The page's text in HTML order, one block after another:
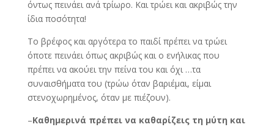
όντως πεινάει ανά τρίωρο. Και τρώει και ακριβώς την
ίδια ποσότητα!
Το βρέφος και αργότερα το παιδί πρέπει να τρώει
όποτε πεινάει όπως ακριβώς και ο ενήλικας που
πρέπει να ακούει την πείνα του και όχι …τα
συναισθήματα του (τρώω όταν βαριέμαι, είμαι
στενοχωρημένος, όταν με πιέζουν).
–Καθημερινά πρέπει να καθαρίζεις τη μύτη και